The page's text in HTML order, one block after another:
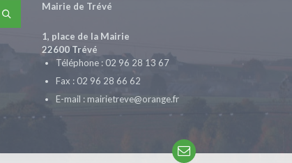
Mairie de Trévé
1, place de la Mairie
22600 Trévé
Téléphone : 02 96 28 13 67
Fax : 02 96 28 66 62
E-mail : mairietreve@orange.fr
Email